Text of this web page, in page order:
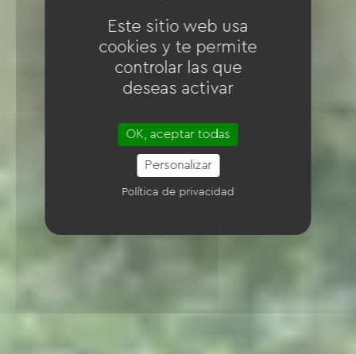
Este sitio web usa
cookies y te permite
controlar las que
deseas activar
OK, aceptar todas
Personalizar
Política de privacidad